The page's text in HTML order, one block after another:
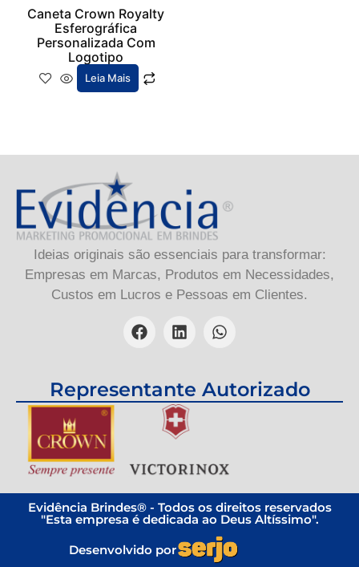
Caneta Crown Royalty
Esferográfica
Personalizada Com
Logotipo
Leia Mais
Ideias originais são essenciais para transformar:
Empresas em Marcas, Produtos em Necessidades,
Custos em Lucros e Pessoas em Clientes.
Representante Autorizado
Evidência Brindes® - Todos os direitos reservados
"Esta empresa é dedicada ao Deus Altíssimo".
Desenvolvido por